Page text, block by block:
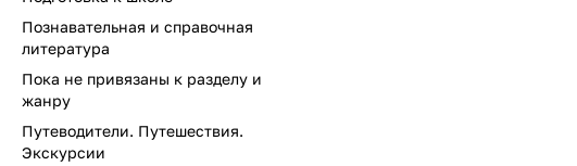
Познавательная и справочная
литература
Пока не привязаны к разделу и
жанру
Путеводители. Путешествия.
Экскурсии